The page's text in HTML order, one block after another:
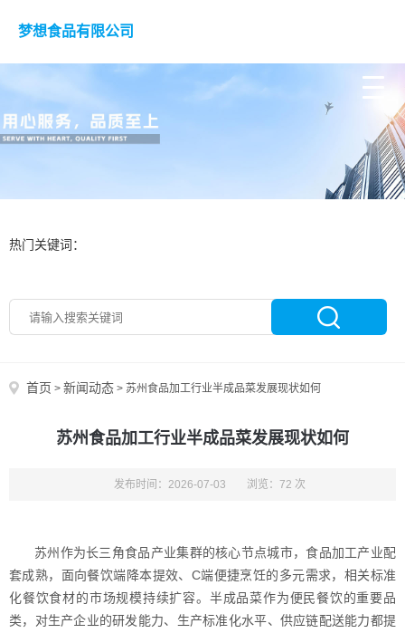
梦想食品有限公司
热门关键词：
首页 > 新闻动态 > 苏州食品加工行业半成品菜发展现状如何
苏州食品加工行业半成品菜发展现状如何
发布时间：2026-07-03 浏览：72 次
苏州作为长三角食品产业集群的核心节点城市，食品加工产业配
套成熟，面向餐饮端降本提效、C端便捷烹饪的多元需求，相关标准
化餐饮食材的市场规模持续扩容。半成品菜作为便民餐饮的重要品
类，对生产企业的研发能力、生产标准化水平、供应链配送能力都提